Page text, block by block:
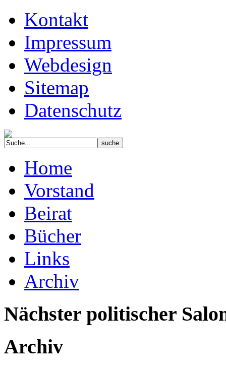
Kontakt
Impressum
Webdesign
Sitemap
Datenschutz
Home
Vorstand
Beirat
Bücher
Links
Archiv
Nächster politischer
Archiv